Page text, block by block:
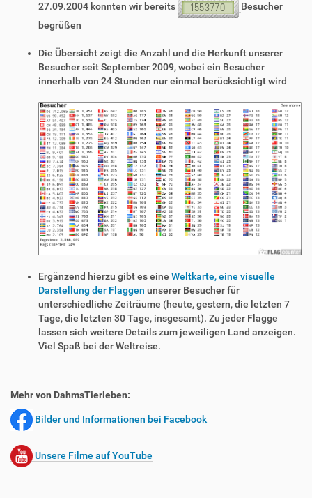
27.09.2004 konnten wir bereits
Besucher
begrüßen
Die Übersicht zeigt die Anzahl und die Herkunft unserer
Besucher seit September 2009, wobei ein Besucher
innerhalb von 24 Stunden nur einmal berücksichtigt wird
Ergänzend hierzu gibt es eine Weltkarte, eine visuelle
Darstellung der Flaggen unserer Besucher für
unterschiedliche Zeiträume (heute, gestern, die letzten 7
Tage, die letzten 30 Tage, insgesamt). Zu jeder Flagge
lassen sich weitere Details zum jeweiligen Land anzeigen.
Viel Spaß bei der Weltreise.
Mehr von DahmsTierleben:
Bilder und Informationen bei Facebook
Unsere Filme auf YouTube